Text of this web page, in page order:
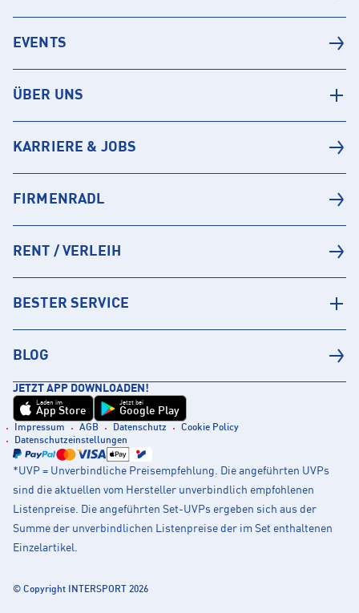
EVENTS
ÜBER UNS
KARRIERE & JOBS
FIRMENRADL
RENT / VERLEIH
BESTER SERVICE
BLOG
JETZT APP DOWNLOADEN!
Laden im
App Store
Jetzt bei
Google Play
Impressum AGB Datenschutz
Cookie Policy
Datenschutzeinstellungen
*UVP = Unverbindliche Preisempfehlung. Die angeführten UVPs
sind die aktuellen vom Hersteller unverbindlich empfohlenen
Listenpreise. Die angeführten Set-UVPs ergeben sich aus der
Summe der unverbindlichen Listenpreise der im Set enthaltenen
Einzelartikel.
© Copyright INTERSPORT 2026